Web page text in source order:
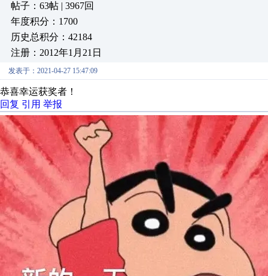
帖子：63帖 | 3967回
年度积分：1700
历史总积分：42184
注册：2012年1月21日
发表于：2021-04-27 15:47:09
恭喜幸运获奖者！
回复 引用 举报